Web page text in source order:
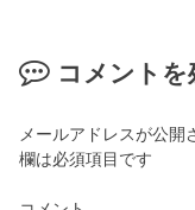
コメントを
メールアドレスが公開
欄は必須項目です